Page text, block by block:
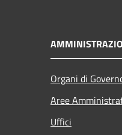
Organi di
Aree
Uffici